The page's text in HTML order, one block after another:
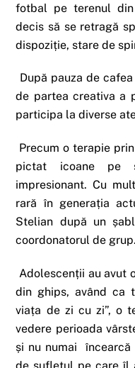
fotbal pe terenul
decis să se retragă
dispoziție, stare de
După pauza de
de partea creativa a
participa la diverse
Precum o terapie
pictat icoane pe
impresionant. Cu
rară în generația
Stelian după un
coordonatorul de grup.
Adolescenții au avut
din ghips, având ca
viața de zi cu zi”, o
vedere perioada
și nu numai